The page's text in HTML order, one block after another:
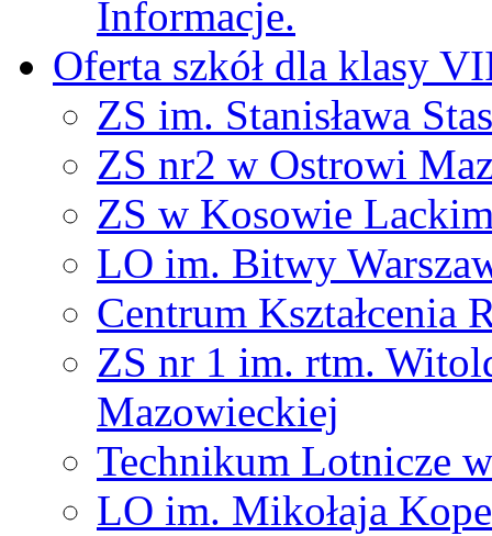
Informacje.
Oferta szkół dla klasy
ZS im. Stanisława
ZS nr2 w Ostrowi
ZS w Kosowie
LO im. Bitwy
Centrum Kształcenia
ZS nr 1 im. rtm.
Mazowieckiej
Technikum Lotnicze
LO im. Mikołaja